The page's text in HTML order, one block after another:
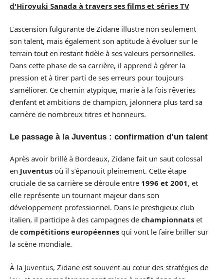
d'Hiroyuki Sanada à travers ses films et séries TV
L’ascension fulgurante de Zidane illustre non seulement
son talent, mais également son aptitude à évoluer sur le
terrain tout en restant fidèle à ses valeurs personnelles.
Dans cette phase de sa carrière, il apprend à gérer la
pression et à tirer parti de ses erreurs pour toujours
s’améliorer. Ce chemin atypique, marie à la fois rêveries
d’enfant et ambitions de champion, jalonnera plus tard sa
carrière de nombreux titres et honneurs.
Le passage à la Juventus : confirmation d’un talent
Après avoir brillé à Bordeaux, Zidane fait un saut colossal
en Juventus où il s’épanouit pleinement. Cette étape
cruciale de sa carrière se déroule entre 1996 et 2001, et
elle représente un tournant majeur dans son
développement professionnel. Dans le prestigieux club
italien, il participe à des campagnes de championnats et
de compétitions européennes qui vont le faire briller sur
la scène mondiale.
À la Juventus, Zidane est souvent au cœur des stratégies de